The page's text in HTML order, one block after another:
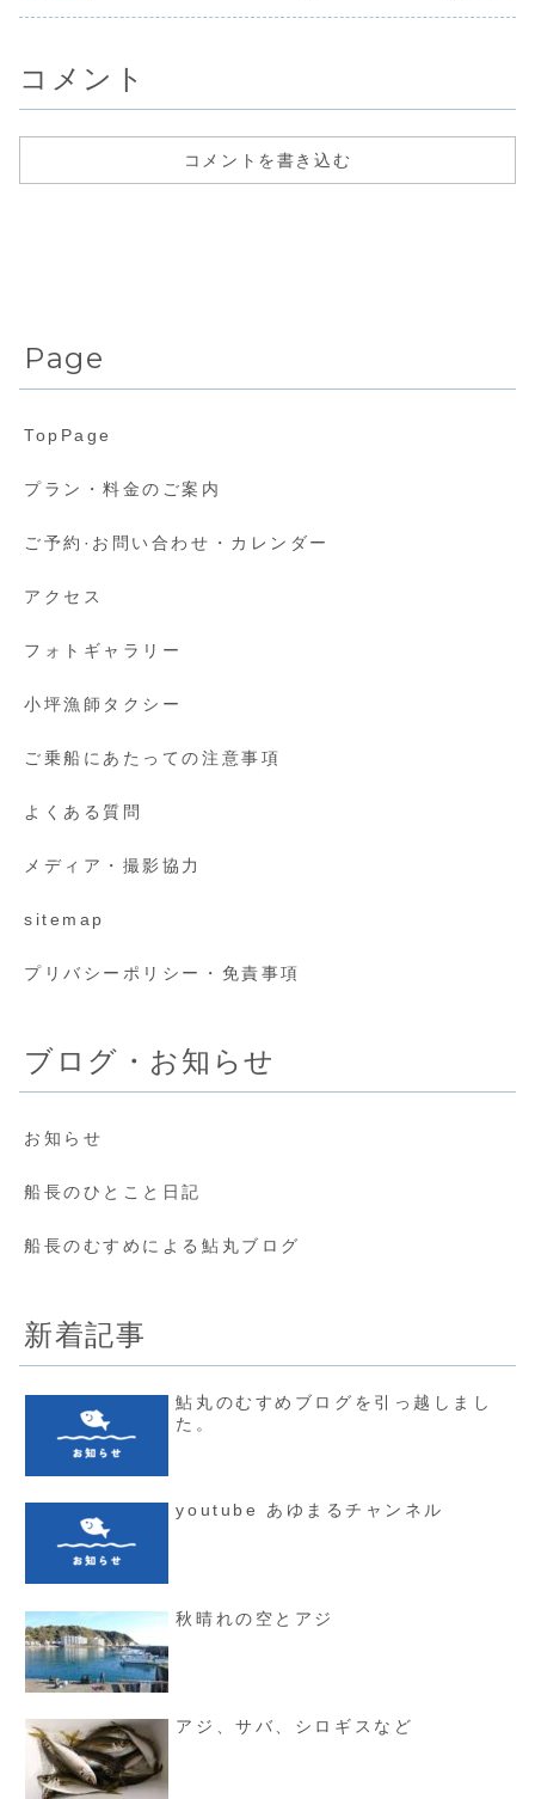
す"朝7時半ごろ...
コメント
コメントを書き込む
Page
TopPage
プラン・料金のご案内
ご予約·お問い合わせ・カレンダー
アクセス
フォトギャラリー
小坪漁師タクシー
ご乗船にあたっての注意事項
よくある質問
メディア・撮影協力
sitemap
プリバシーポリシー・免責事項
ブログ・お知らせ
お知らせ
船長のひとこと日記
船長のむすめによる鮎丸ブログ
新着記事
鮎丸のむすめブログを引っ越しまし
た。
youtube あゆまるチャンネル
秋晴れの空とアジ
アジ、サバ、シロギスなど